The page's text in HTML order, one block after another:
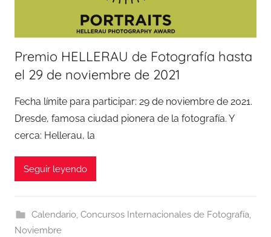
Premio HELLERAU de Fotografía hasta
el 29 de noviembre de 2021
Fecha límite para participar: 29 de noviembre de 2021.
Dresde, famosa ciudad pionera de la fotografía. Y
cerca: Hellerau, la
Seguir leyendo
Calendario, Concursos Internacionales de Fotografía,
Noviembre